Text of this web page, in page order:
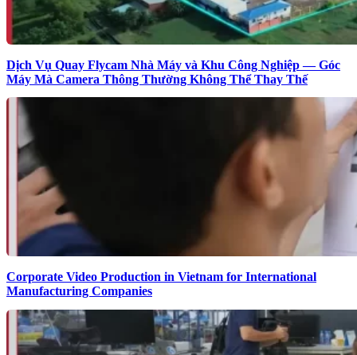
Dịch Vụ Quay Flycam Nhà Máy và Khu Công Nghiệp — Góc
Máy Mà Camera Thông Thường Không Thể Thay Thế
Corporate Video Production in Vietnam for International
Manufacturing Companies